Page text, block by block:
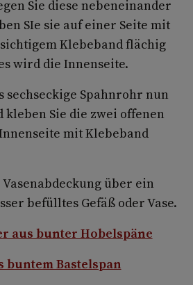
Sie diese nebeneinander
SIe sie auf einer Seite mit
Klebeband flächig
wird die Innenseite.
sechseckige Spahnrohr nun
kleben Sie die zwei offenen
mit Klebeband
Vasenabdeckung über ein
befülltes Gefäß oder Vase.
aus bunter Hobelspäne
buntem Bastelspan